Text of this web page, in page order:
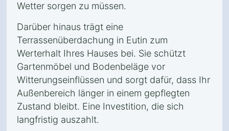
Wetter sorgen zu müssen.
Darüber hinaus trägt eine
Terrassenüberdachung in Eutin zum
Werterhalt Ihres Hauses bei. Sie schützt
Gartenmöbel und Bodenbeläge vor
Witterungseinflüssen und sorgt dafür, dass Ihr
Außenbereich länger in einem gepflegten
Zustand bleibt. Eine Investition, die sich
langfristig auszahlt.